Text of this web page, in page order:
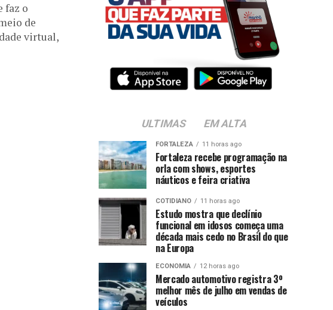
faz o
de
virtual,
ULTIMAS EM ALTA
FORTALEZA 11 horas ago
Fortaleza recebe programação na
orla com shows, esportes
náuticos e feira criativa
COTIDIANO 11 horas ago
Estudo mostra que declínio
funcional em idosos começa uma
década mais cedo no Brasil do que
na Europa
ECONOMIA 12 horas ago
Mercado automotivo registra 3º
melhor mês de julho em vendas de
veículos